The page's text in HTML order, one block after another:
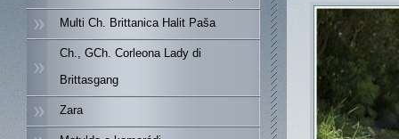
Multi Ch. Brittanica Halit Paša
Ch., GCh. Corleona Lady di
Brittasgang
Zara